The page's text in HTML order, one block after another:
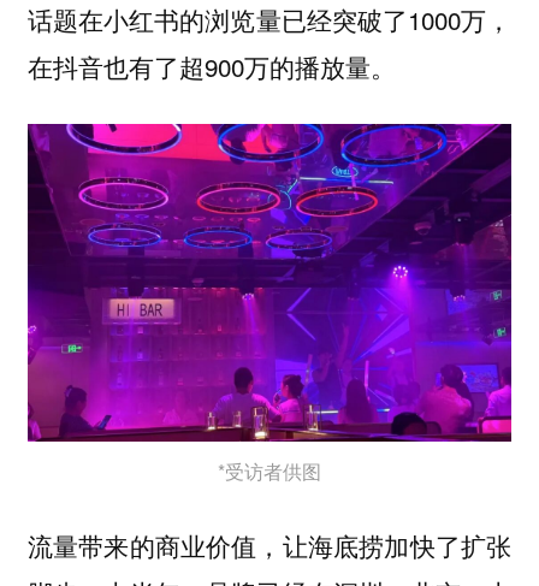
话题在小红书的浏览量已经突破了1000万，
在抖音也有了超900万的播放量。
*受访者供图
流量带来的商业价值，让海底捞加快了扩张